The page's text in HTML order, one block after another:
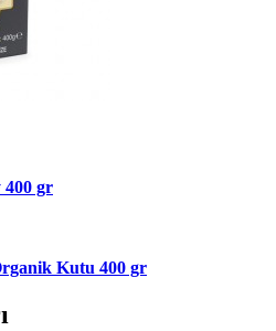
400 gr
Kutu 400 gr